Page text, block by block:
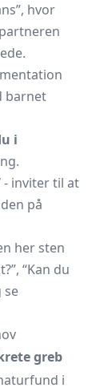
hvor
barnet
i
- inviter til at
på
her sten
“Kan du
se
greb
i